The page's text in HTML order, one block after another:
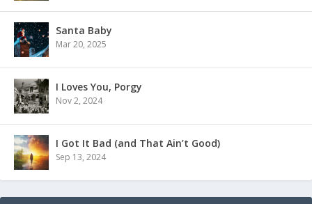
Santa Baby
Mar 20, 2025
I Loves You, Porgy
Nov 2, 2024
I Got It Bad (and That Ain’t Good)
Sep 13, 2024